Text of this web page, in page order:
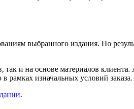
выбранного издания. По
и на основе материалов клиента.
рамках изначальных условий заказа.
.